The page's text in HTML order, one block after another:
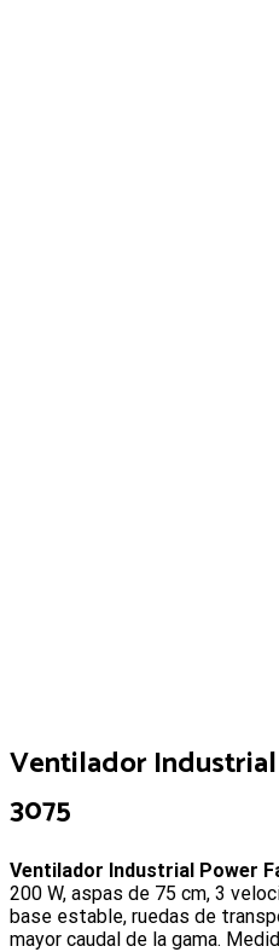
Ventilador Industrial
3075
Ventilador Industrial Power
200 W, aspas de 75 cm, 3
base estable, ruedas de
mayor caudal de la gama.